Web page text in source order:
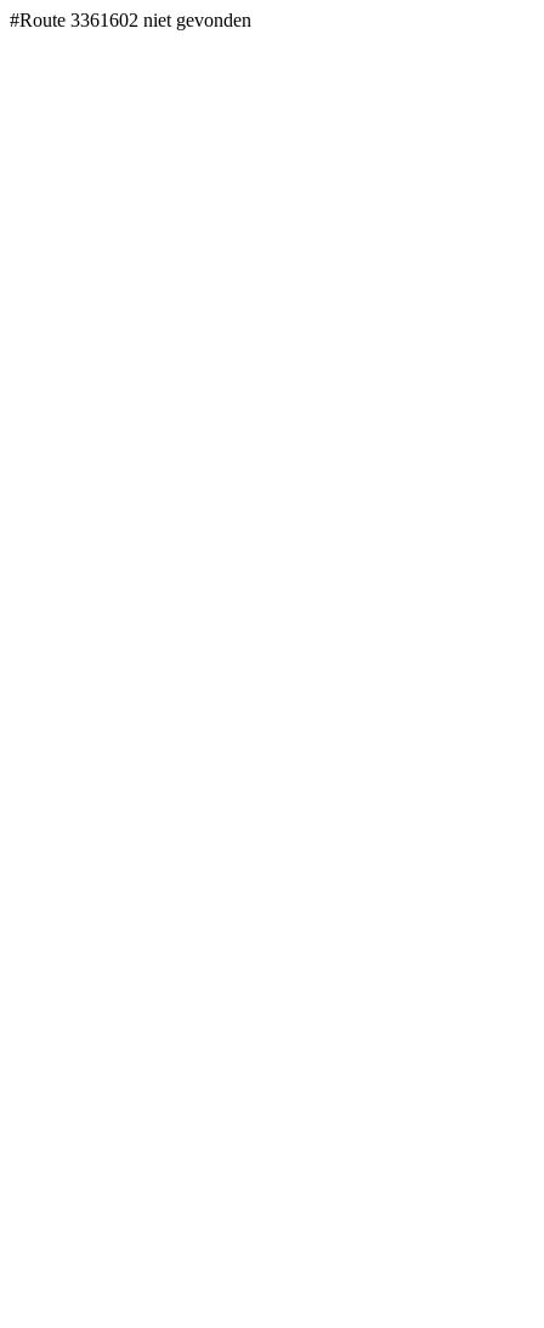
#Route 3361602 niet gevonden